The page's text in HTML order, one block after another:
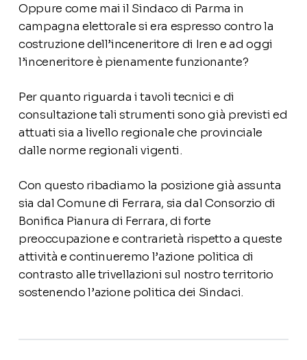
Oppure come mai il Sindaco di Parma in
campagna elettorale si era espresso contro la
costruzione dell’inceneritore di Iren e ad oggi
l’inceneritore è pienamente funzionante?
Per quanto riguarda i tavoli tecnici e di
consultazione tali strumenti sono già previsti ed
attuati sia a livello regionale che provinciale
dalle norme regionali vigenti.
Con questo ribadiamo la posizione già assunta
sia dal Comune di Ferrara, sia dal Consorzio di
Bonifica Pianura di Ferrara, di forte
preoccupazione e contrarietà rispetto a queste
attività e continueremo l’azione politica di
contrasto alle trivellazioni sul nostro territorio
sostenendo l’azione politica dei Sindaci.